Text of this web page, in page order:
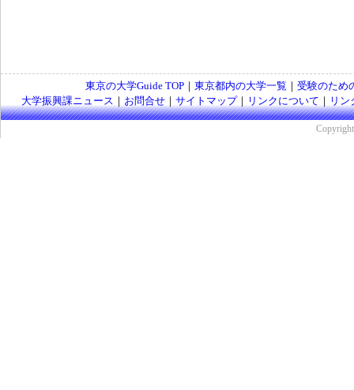
東京の大学Guide TOP｜ 東京都内の大学一覧 ｜ 受験のため
大学振興課ニュース ｜ お問合せ ｜ サイトマップ｜ リンクについて ｜ リン